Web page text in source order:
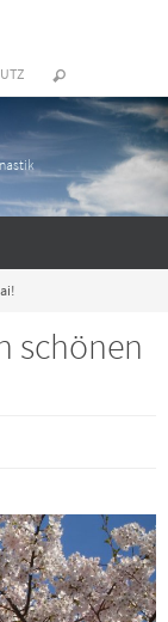
schönen